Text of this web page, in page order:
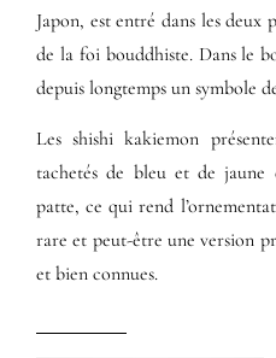
Japon, est entré dans les
de la foi bouddhiste. Dans le
depuis longtemps un symbole
Les shishi kakiemon
tachetés de bleu et de
patte, ce qui rend
rare et peut-être une version
et bien connues.